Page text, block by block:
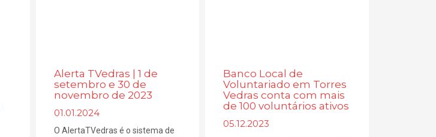
Alerta TVedras | 1 de
setembro e 30 de
novembro de 2023
01.01.2024
O AlertaTVedras é o sistema de
Banco Local de
Voluntariado em Torres
Vedras conta com mais
de 100 voluntários ativos
05.12.2023